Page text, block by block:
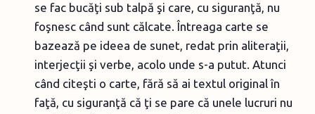
se fac bucăţi sub talpă şi care, cu siguranţă, nu
foşnesc când sunt călcate. Întreaga carte se
bazează pe ideea de sunet, redat prin aliteraţii,
interjecţii şi verbe, acolo unde s-a putut. Atunci
când citeşti o carte, fără să ai textul original în
faţă, cu siguranţă că ţi se pare că unele lucruri nu